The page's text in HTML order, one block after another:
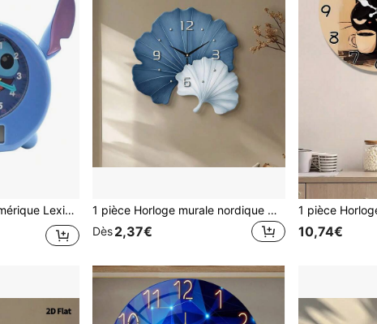
Crosslander RLT100D Bleu
1 pièce Horloge murale nordique Ginkgo 12-16 pouces, mouvement à quartz ultra-silencieux, convient pour le salon, la chambre, la salle de classe, la cuisine, le bureau, la salle à manger, la maison, le dortoir, la décoration murale d'hôtel, cadeau de pendaison de crémaillère parfait pour les amis et la famille
Dès2,37€ 10,74€